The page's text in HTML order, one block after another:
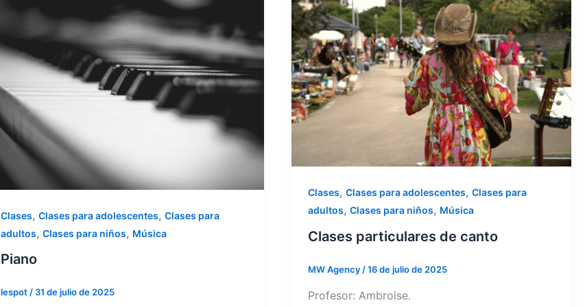
Clases, Clases para adolescentes, Clases para
adultos, Clases para niños, Música
Piano
lespot/ 31 de julio de 2025
Clases, Clases para adolescentes, Clases para
adultos, Clases para niños, Música
Clases particulares de canto
MW Agency /16 de julio de 2025
Profesor: Ambroise.